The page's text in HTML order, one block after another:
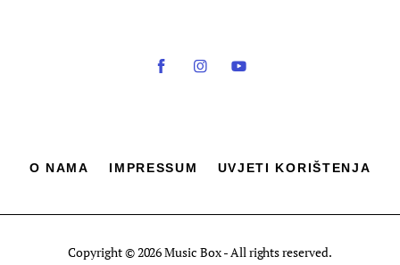
O NAMA IMPRESSUM UVJETI KORIŠTENJA
Copyright © 2026 Music Box - All rights reserved.